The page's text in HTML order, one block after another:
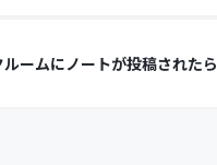
ルームにノートが投稿されたら